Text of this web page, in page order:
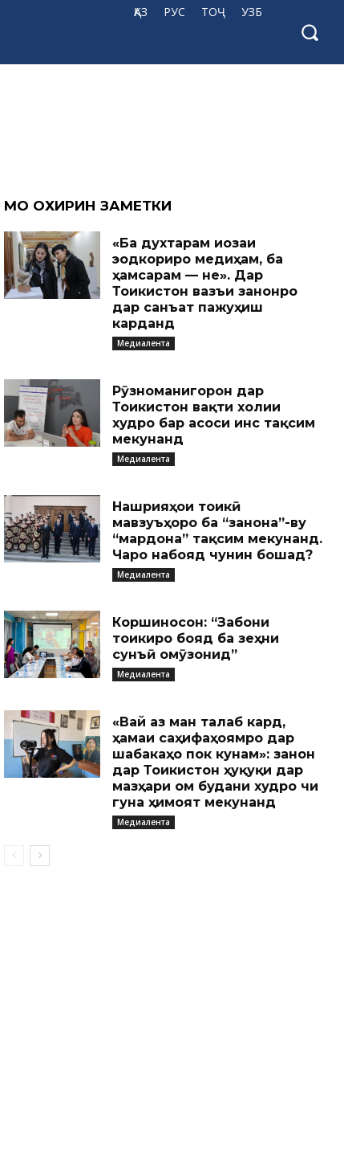
ҚАЗ РУС ТОҶ УЗБ
МО ОХИРИН ЗАМЕТКИ
«Ба духтарам иҷозаи
эҷодкориро медиҳам, ба
ҳамсарам — не». Дар
Тоҷикистон вазъи занонро
дар санъат пажуҳиш
карданд
Медиалента
Рӯзноманигорон дар
Тоҷикистон вақти холии
худро бар асоси ҷинс тақсим
мекунанд
Медиалента
Нашрияҳои тоҷикӣ
мавзуъҳоро ба “занона”-ву
“мардона” тақсим мекунанд.
Чаро набояд чунин бошад?
Медиалента
Коршиносон: “Забони
тоҷикиро бояд ба зеҳни
сунъӣ омӯзонид”
Медиалента
«Вай аз ман талаб кард,
ҳамаи саҳифаҳоямро дар
шабакаҳо пок кунам»: занон
дар Тоҷикистон ҳуқуқи дар
мазҳари ом будани худро чи
гуна ҳимоят мекунанд
Медиалента